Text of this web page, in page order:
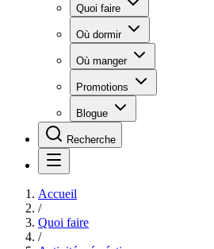
Quoi faire
Où dormir
Où manger
Promotions
Blogue
Recherche
Accueil
/
Quoi faire
/